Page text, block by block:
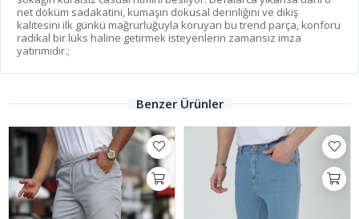
net döküm sadakatini, kumaşın dokusal derinliğini ve dikiş
kalitesini ilk günkü mağrurluğuyla koruyan bu trend parça, konforu
radikal bir lüks haline getirmek isteyenlerin zamansız imza
yatırımıdır.;
Benzer Ürünler